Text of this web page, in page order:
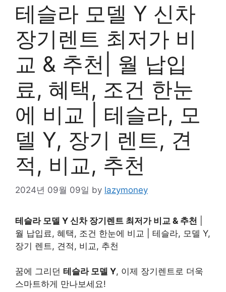
테슬라 모델 Y 신차
장기렌트 최저가 비
교 & 추천| 월 납입
료, 혜택, 조건 한눈
에 비교 | 테슬라, 모
델 Y, 장기 렌트, 견
적, 비교, 추천
2024년 09월 09일 by lazymoney
테슬라 모델 Y 신차 장기렌트 최저가 비교 & 추천
월 납입료, 혜택, 조건 한눈에 비교 | 테슬라, 모델 Y,
장기 렌트, 견적, 비교, 추천
꿈에 그리던 테슬라 모델 Y, 이제 장기렌트로 더욱
스마트하게 만나보세요!